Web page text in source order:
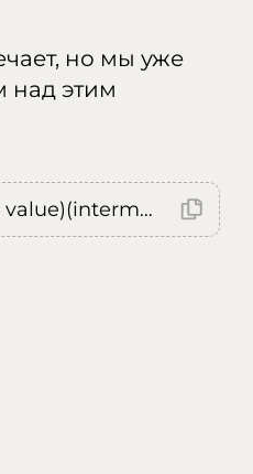
но мы уже
над этим
Error: (intermediate value)(intermediate value)(intermediate value).replaceAll is not a function